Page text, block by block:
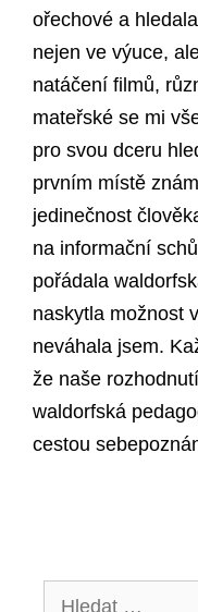
ořechové a
nejen ve výuce,
natáčení filmů,
mateřské se mi
pro svou dceru
prvním místě
jedinečnost
na informační
pořádala
naskytla možnost
neváhala jsem.
že naše
waldorfská
cestou
Hledat: